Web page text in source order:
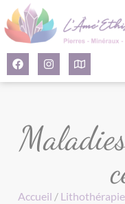
Accueil / Lithothérapie
Panneau de gestion des